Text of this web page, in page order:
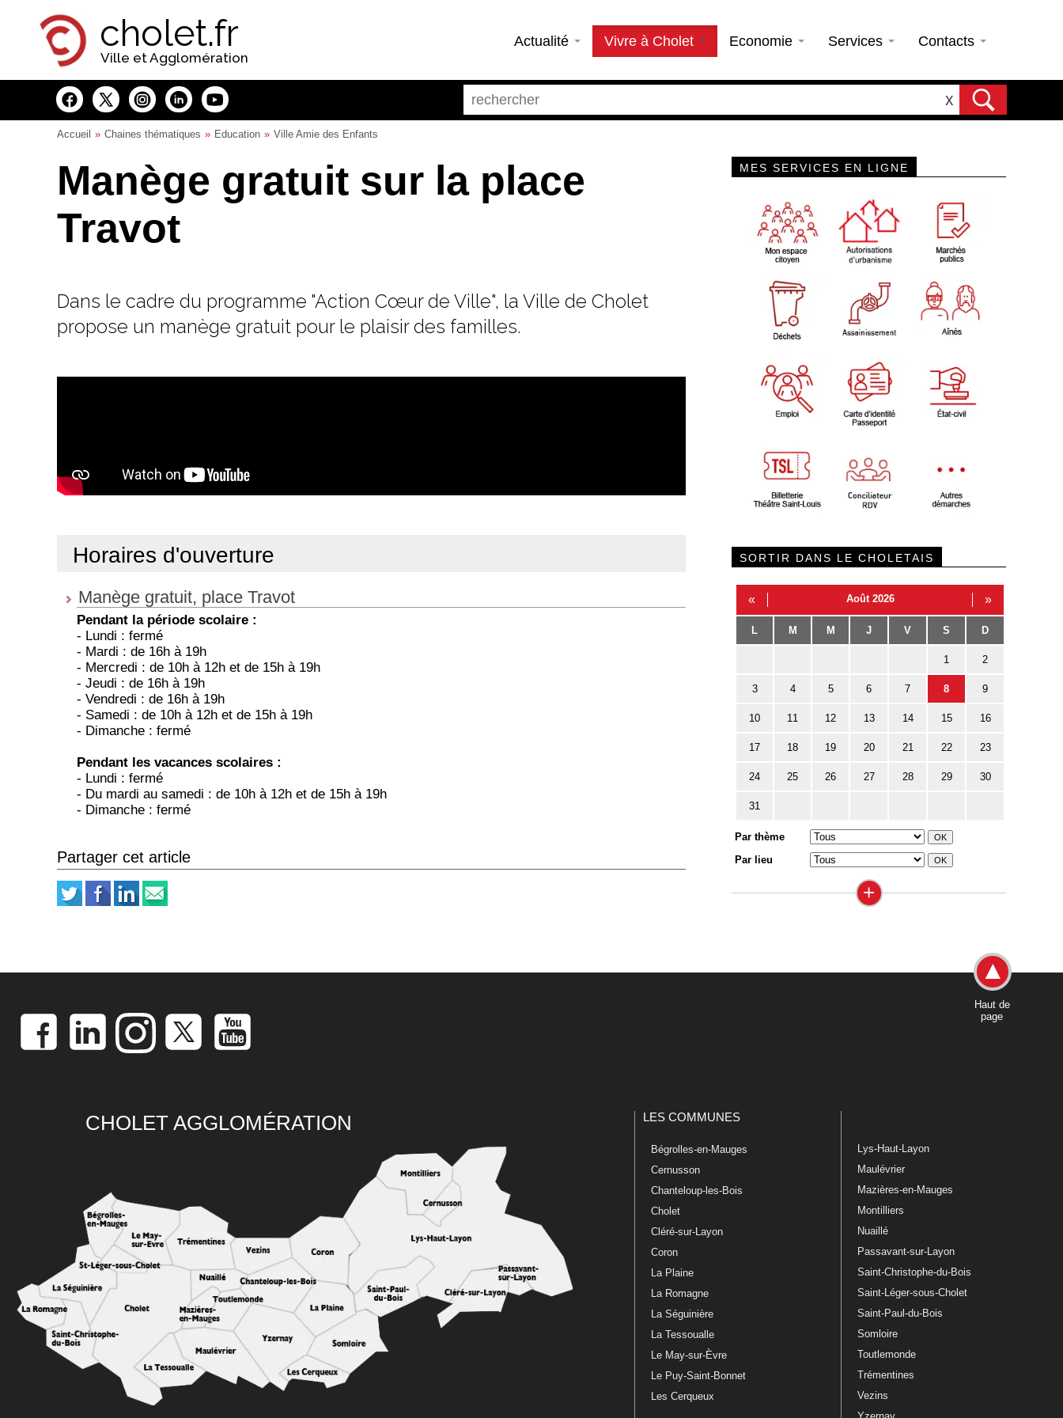
cholet.fr
Ville et Agglomération
Actualité Vivre à Cholet Economie Services Contacts
X
Accueil Chaines thématiques Education Ville Amie des Enfants
Manège gratuit sur la place
Travot
Dans le cadre du programme "Action Cœur de Ville", la Ville de Cholet
propose un manège gratuit pour le plaisir des familles.
Horaires d'ouverture
Manège gratuit, place Travot
Pendant la période scolaire :
- Lundi : fermé
- Mardi : de 16h à 19h
- Mercredi : de 10h à 12h et de 15h à 19h
- Jeudi : de 16h à 19h
- Vendredi : de 16h à 19h
- Samedi : de 10h à 12h et de 15h à 19h
- Dimanche : fermé
Pendant les vacances scolaires :
- Lundi : fermé
- Du mardi au samedi : de 10h à 12h et de 15h à 19h
- Dimanche : fermé
Partager cet article
MES SERVICES EN LIGNE
SORTIR DANS LE CHOLETAIS
« Août 2026 »
L M M J V S D
1 2
3 4 5 6 7 8 9
10 11 12 13 14 15 16
17 18 19 20 21 22 23
24 25 26 27 28 29 30
31
Par thème
Par lieu
+
Haut de
page
CHOLET AGGLOMÉRATION LES COMMUNES
Bégrolles-en-Mauges
Cernusson
Chanteloup-les-Bois
Cholet
Cléré-sur-Layon
Coron
La Plaine
La Romagne
La Séguinière
La Tessoualle
Le May-sur-Èvre
Le Puy-Saint-Bonnet
Les Cerqueux
Lys-Haut-Layon
Maulévrier
Mazières-en-Mauges
Montilliers
Nuaillé
Passavant-sur-Layon
Saint-Christophe-du-Bois
Saint-Léger-sous-Cholet
Saint-Paul-du-Bois
Somloire
Toutlemonde
Trémentines
Vezins